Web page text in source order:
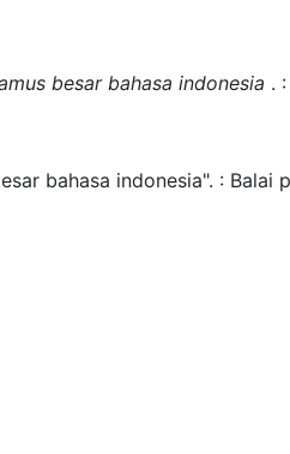
besar bahasa indonesia . :
bahasa indonesia". : Balai